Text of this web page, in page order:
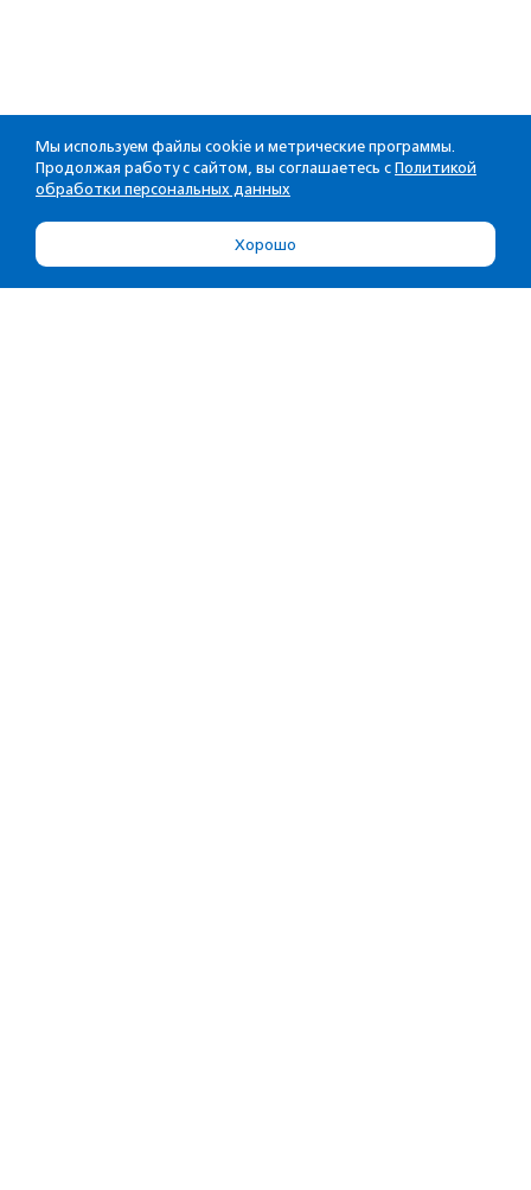
Мы используем файлы cookie и метрические программы.
Продолжая работу с сайтом, вы соглашаетесь с Политикой
обработки персональных данных
Хорошо